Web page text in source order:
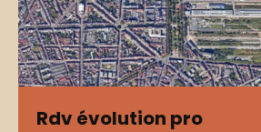
Rdv évolution pro